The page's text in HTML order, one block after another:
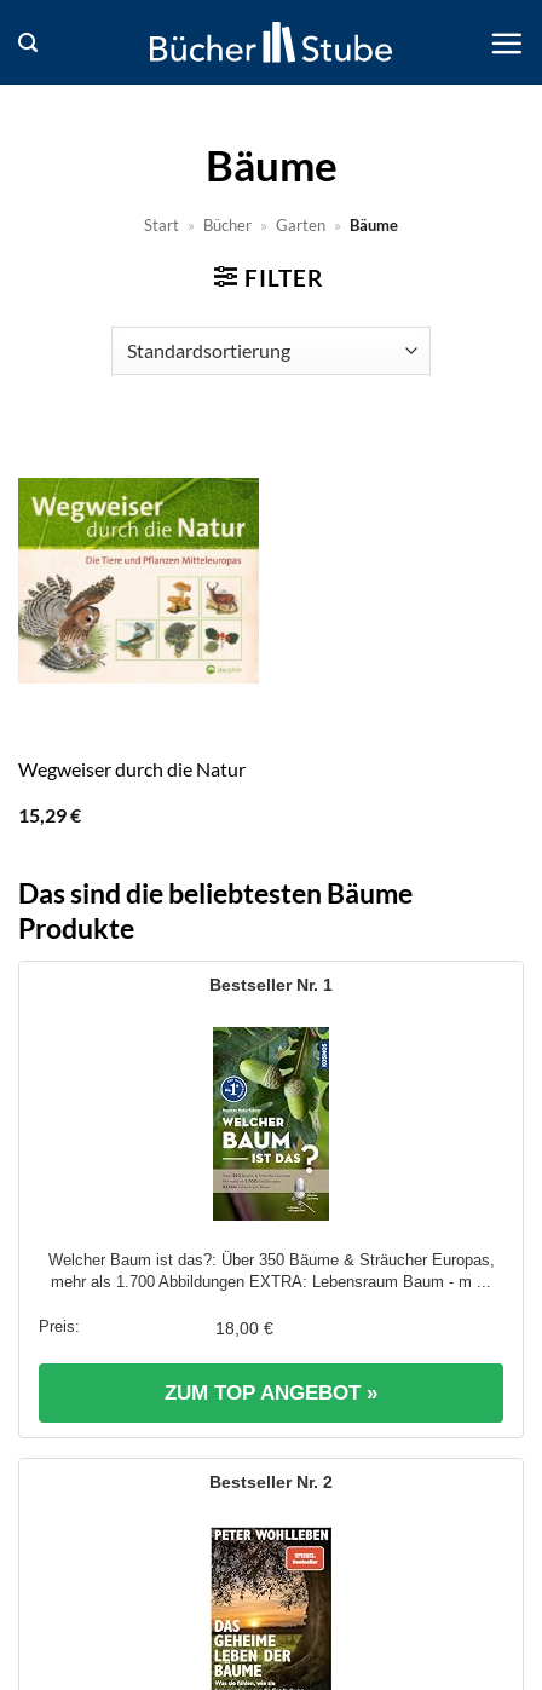
Inhalt
springen
Bäume
Start » Bücher » Garten » Bäume
FILTER
Wegweiser durch die Natur
15,29€
Das sind die beliebtesten Bäume
Produkte
1
Welcher Baum ist das?: Über 350 Bäume & Sträucher Europas,
mehr als 1.700 Abbildungen EXTRA: Lebensraum Baum - m ...
18,00 €
ZUM TOP ANGEBOT »
2